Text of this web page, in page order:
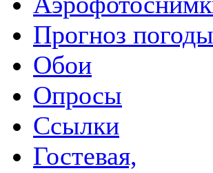
Прогноз погоды
Обои
Опросы
Ссылки
Гостевая,